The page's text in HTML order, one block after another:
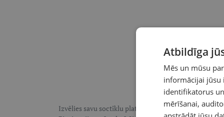
Izvēlies savu soctīklu platformu, lai sekotu LASI.LV:
Atbildīga
Mēs un mūsu
informācijai jūsu
identifikatorus
mērīšanai,